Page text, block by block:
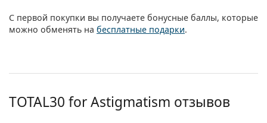
С первой покупки вы получаете бонусные баллы, которые
можно обменять на бесплатные подарки.
TOTAL30 for Astigmatism отзывов